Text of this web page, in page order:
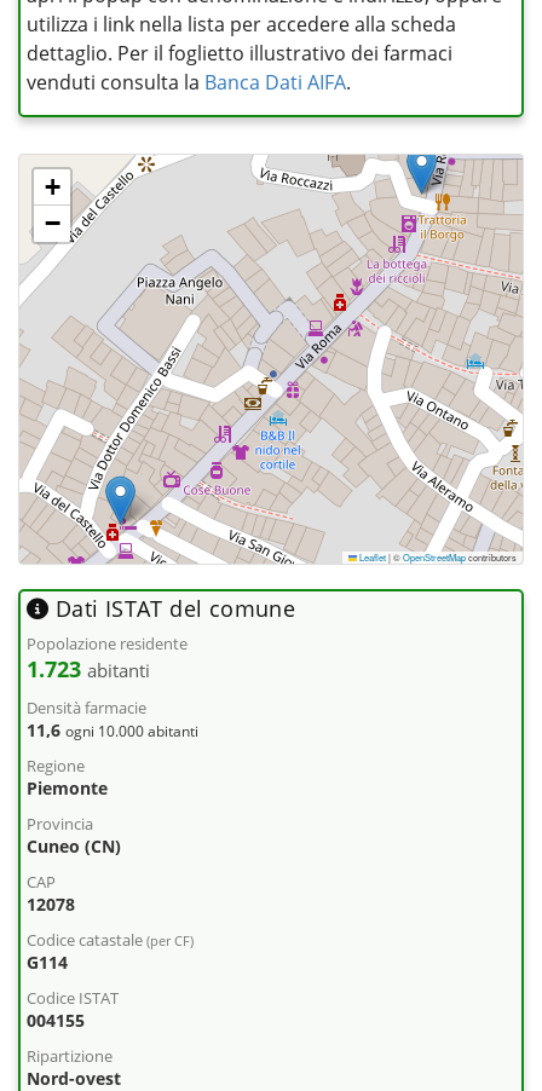
utilizza i link nella lista per accedere alla scheda
dettaglio. Per il foglietto illustrativo dei farmaci
venduti consulta la Banca Dati AIFA.
+
−
Leaflet|©OpenStreetMapcontributors
Dati ISTAT del comune
Popolazione residente
1.723 abitanti
Densità farmacie
11,6 ogni 10.000 abitanti
Regione
Piemonte
Provincia
Cuneo (CN)
CAP
12078
Codice catastale (per CF)
G114
Codice ISTAT
004155
Ripartizione
Nord-ovest